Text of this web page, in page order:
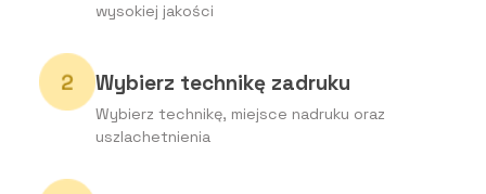
wysokiej jakości
Wybierz technikę zadruku
Wybierz technikę, miejsce nadruku oraz
uszlachetnienia